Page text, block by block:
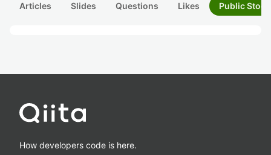
Articles Slides Questions Likes Public
How developers code is here.